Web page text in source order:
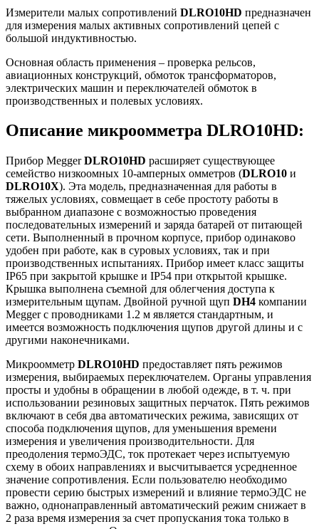
Измерители малых сопротивлений DLRO10HD предназначен
для измерения малых активных сопротивлений цепей с
большой индуктивностью.
Основная область применения – проверка рельсов,
авиационных конструкций, обмоток трансформаторов,
электрических машин и переключателей обмоток в
производственных и полевых условиях.
Описание микроомметра DLRO10HD:
Прибор MeggerDLRO10HD расширяет существующее
семейство низкоомных 10-амперных омметров (DLRO10 и
DLRO10X). Эта модель, предназначенная для работы в
тяжелых условиях, совмещает в себе простоту работы в
выбранном диапазоне с возможностью проведения
последовательных измерений и заряда батарей от питающей
сети. Выполненный в прочном корпусе, прибор одинаково
удобен при работе, как в суровых условиях, так и при
производственных испытаниях. Прибор имеет класс защиты
IP65 при закрытой крышке и IP54 при открытой крышке.
Крышка выполнена съемной для облегчения доступа к
измерительным щупам. Двойной ручной щуп DH4 компании
Megger с проводниками 1.2 м является стандартным, и
имеется возможность подключения щупов другой длины и с
другими наконечниками.
Микроомметр DLRO10HD предоставляет пять режимов
измерения, выбираемых переключателем. Органы управления
просты и удобны в обращении в любой одежде, в т. ч. при
использовании резиновых защитных перчаток. Пять режимов
включают в себя два автоматических режима, зависящих от
способа подключения щупов, для уменьшения времени
измерения и увеличения производительности. Для
преодоления термоЭДС, ток протекает через испытуемую
схему в обоих направлениях и высчитывается усредненное
значение сопротивления. Если пользователю необходимо
провести серию быстрых измерений и влияние термоЭДС не
важно, однонаправленный автоматический режим снижает в
2 раза время измерения за счет пропускания тока только в